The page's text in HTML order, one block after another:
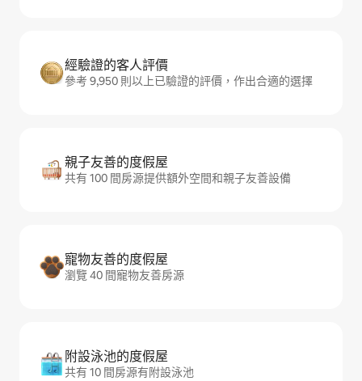
經驗證的客人評價
參考 9,950 則以上已驗證的評價，作出合適的選擇
親子友善的度假屋
共有 100 間房源提供額外空間和親子友善設備
寵物友善的度假屋
瀏覽 40 間寵物友善房源
附設泳池的度假屋
共有 10 間房源有附設泳池